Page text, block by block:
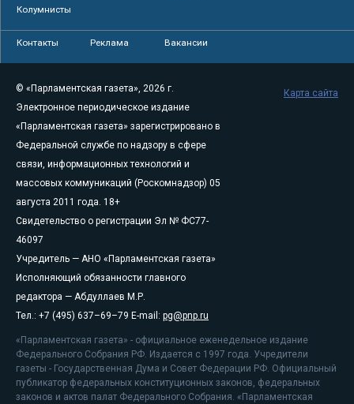
Колумнисты
Контакты Реклама Вакансии
© «Парламентская газета», 2026 г.
Электронное периодическое издание
«Парламентская газета» зарегистрировано в
Федеральной службе по надзору в сфере
связи, информационных технологий и
массовых коммуникаций (Роскомнадзор) 05
августа 2011 года. 18+
Свидетельство о регистрации Эл № ФС77-
46097
Учредитель — АНО «Парламентская газета»
Исполняющий обязанности главного
редактора — Абдуллаев М.Р.
Тел.: +7 (495) 637–69–79 E-mail: pg@pnp.ru
«Парламентская газета» - официальное еженедельное издание
Федерального Собрания РФ. Издается с 1997 года. Учредители
газеты - Государственная Дума и Совет Федерации РФ. Официальный
публикатор федеральных конституционных законов, федеральных
законов и актов палат Федерального Собрания. «Парламентская
Карта сайта